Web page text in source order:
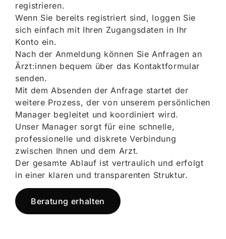
registrieren.
Wenn Sie bereits registriert sind, loggen Sie
sich einfach mit Ihren Zugangsdaten in Ihr
Konto ein.
Nach der Anmeldung können Sie Anfragen an
Ärzt:innen bequem über das Kontaktformular
senden.
Mit dem Absenden der Anfrage startet der
weitere Prozess, der von unserem persönlichen
Manager begleitet und koordiniert wird.
Unser Manager sorgt für eine schnelle,
professionelle und diskrete Verbindung
zwischen Ihnen und dem Arzt.
Der gesamte Ablauf ist vertraulich und erfolgt
in einer klaren und transparenten Struktur.
Beratung erhalten